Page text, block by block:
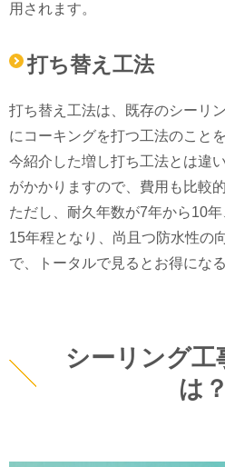
用されます。
打ち替え工法
打ち替え工法は、既存のシーリ
にコーキングを打つ工法のこと
今紹介した増し打ち工法とは違
がかかりますので、費用も比較
ただし、耐久年数が7年から10
15年程となり、尚且つ防水性の
で、トータルで見るとお得にな
シーリング工
は？